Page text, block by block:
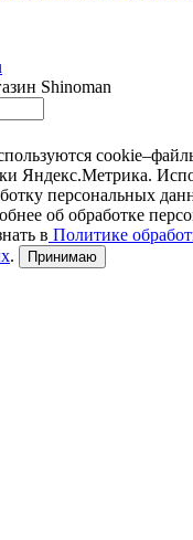
Shinoman
Яндекс.Метрика.
персональных
об обработке
в Политике
. Принимаю